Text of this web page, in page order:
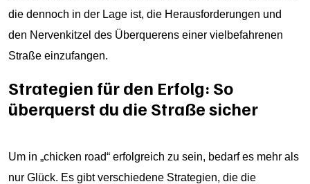
die dennoch in der Lage ist, die Herausforderungen und
den Nervenkitzel des Überquerens einer vielbefahrenen
Straße einzufangen.
Strategien für den Erfolg: So
überquerst du die Straße sicher
Um in „chicken road“ erfolgreich zu sein, bedarf es mehr als
nur Glück. Es gibt verschiedene Strategien, die die